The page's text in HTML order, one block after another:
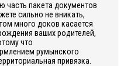
часть пакета документов
сильно не вникать,
много доков касается
ваших родителей,
что
румынского
привязка.